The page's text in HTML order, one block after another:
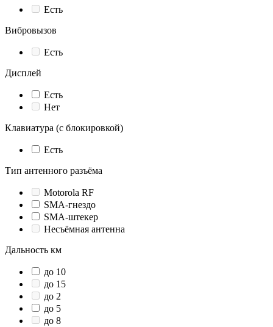
Есть
Вибровызов
Есть
Дисплей
Есть
Нет
Клавиатура (с блокировкой)
Есть
Тип антенного разъёма
Motorola RF
SMA-гнездо
SMA-штекер
Несъёмная антенна
Дальность км
до 10
до 15
до 2
до 5
до 8